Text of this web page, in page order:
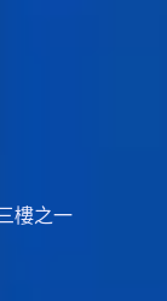
樓之一